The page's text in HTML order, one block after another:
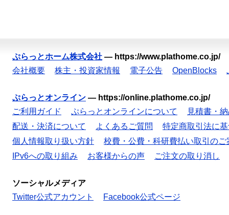
ぷらっとホーム株式会社 — https://www.plathome.co.jp/
会社概要
株主・投資家情報 電子公告 OpenBlocks
ぷらっとオンライン — https://online.plathome.co.jp/
ご利用ガイド
ぷらっとオンラインについて
見積書・
配送・決済について
よくあるご質問
特定商取引法に
個人情報取り扱い方針
校費・公費・科研費払い取引のご
IPv6への取り組み
お客様からの声 ご注文の取り消し
ソーシャルメディア
Twitter公式アカウント
Facebook公式ページ